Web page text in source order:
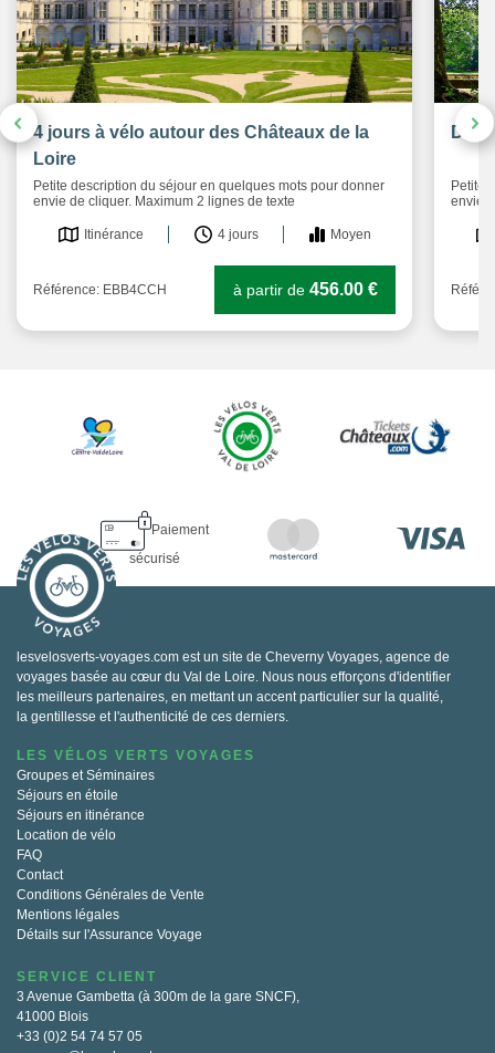
4 jours à vélo autour des Châteaux de la
Loire
Petite description du séjour en quelques mots pour donner
envie de cliquer. Maximum 2 lignes de texte
Itinérance 4 jours Moyen
Référence: EBB4CCH à partir de 456.00 €
De
Petite
envie
Paiement
sécurisé
lesvelosverts-voyages.com est un site de Cheverny Voyages, agence de
voyages basée au cœur du Val de Loire. Nous nous efforçons d'identifier
les meilleurs partenaires, en mettant un accent particulier sur la qualité,
la gentillesse et l'authenticité de ces derniers.
LES VÉLOS VERTS VOYAGES
Groupes et Séminaires
Séjours en étoile
Séjours en itinérance
Location de vélo
FAQ
Contact
Conditions Générales de Vente
Mentions légales
Détails sur l'Assurance Voyage
SERVICE CLIENT
3 Avenue Gambetta (à 300m de la gare SNCF),
41000 Blois
+33 (0)2 54 74 57 05